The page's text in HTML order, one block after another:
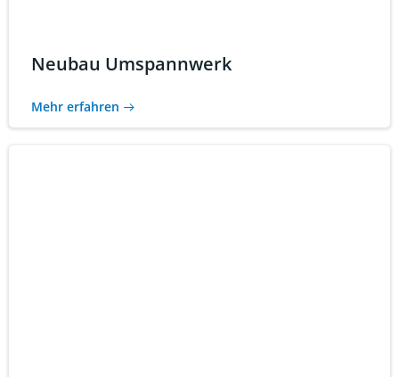
Neubau Umspannwerk
Mehr erfahren